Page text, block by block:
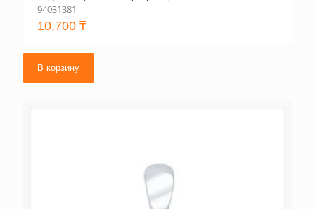
94031381
10,700 ₸
В корзину